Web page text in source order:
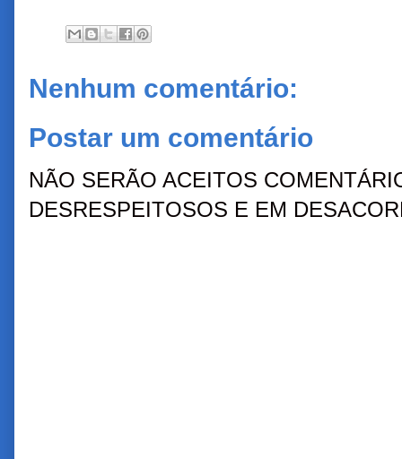
Nenhum comentário:
Postar um comentário
NÃO SERÃO ACEITOS
DESRESPEITOSOS E EM